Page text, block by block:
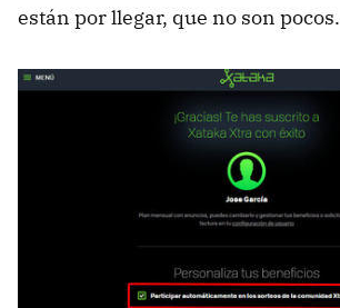
están por llegar, que no son pocos.